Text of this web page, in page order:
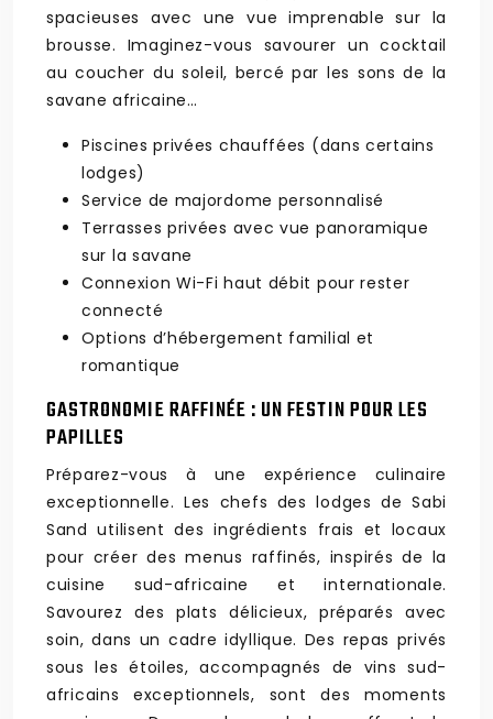
spacieuses avec une vue imprenable sur la
brousse. Imaginez-vous savourer un cocktail
au coucher du soleil, bercé par les sons de la
savane africaine…
Piscines privées chauffées (dans certains
lodges)
Service de majordome personnalisé
Terrasses privées avec vue panoramique
sur la savane
Connexion Wi-Fi haut débit pour rester
connecté
Options d’hébergement familial et
romantique
GASTRONOMIE RAFFINÉE : UN FESTIN POUR LES
PAPILLES
Préparez-vous à une expérience culinaire
exceptionnelle. Les chefs des lodges de Sabi
Sand utilisent des ingrédients frais et locaux
pour créer des menus raffinés, inspirés de la
cuisine sud-africaine et internationale.
Savourez des plats délicieux, préparés avec
soin, dans un cadre idyllique. Des repas privés
sous les étoiles, accompagnés de vins sud-
africains exceptionnels, sont des moments